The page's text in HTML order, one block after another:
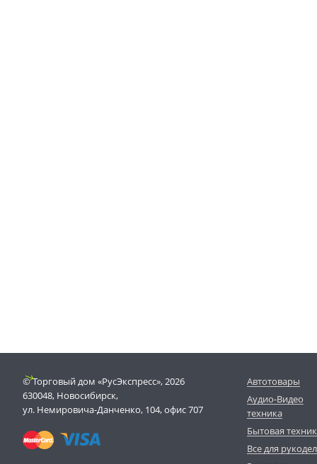
© Торговый дом «РусЭкспресс», 2026
630048, Новосибирск,
ул. Немировича-Данченко, 104, офис 707
Автотовары
Аудио-Видео
техника
Бытовая
Все для